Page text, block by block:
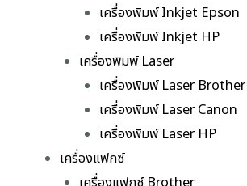
เครื่องพิมพ์ Inkjet Epson
เครื่องพิมพ์ Inkjet HP
เครื่องพิมพ์ Laser
เครื่องพิมพ์ Laser Brother
เครื่องพิมพ์ Laser Canon
เครื่องพิมพ์ Laser HP
เครื่องแฟกซ์